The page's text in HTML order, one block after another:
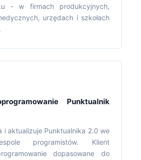
- w firmach produkcyjnych,
urzędach i szkołach
Punktualnik
i aktualizuje Punktualnika 2.0 we
programistów. Klient
dopasowane do